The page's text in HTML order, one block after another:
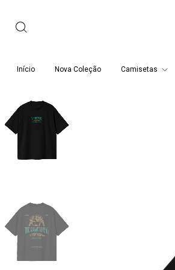
Início Nova Coleção Camisetas